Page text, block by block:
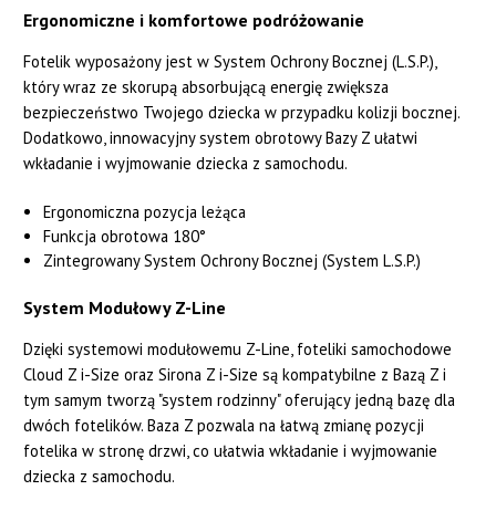
Ergonomiczne i komfortowe podróżowanie
Fotelik wyposażony jest w System Ochrony Bocznej (L.S.P.),
który wraz ze skorupą absorbującą energię zwiększa
bezpieczeństwo Twojego dziecka w przypadku kolizji bocznej.
Dodatkowo, innowacyjny system obrotowy Bazy Z ułatwi
wkładanie i wyjmowanie dziecka z samochodu.
Ergonomiczna pozycja leżąca
Funkcja obrotowa 180°
Zintegrowany System Ochrony Bocznej (System L.S.P.)
System Modułowy Z-Line
Dzięki systemowi modułowemu Z-Line, foteliki samochodowe
Cloud Z i-Size oraz Sirona Z i-Size są kompatybilne z Bazą Z i
tym samym tworzą "system rodzinny" oferujący jedną bazę dla
dwóch fotelików. Baza Z pozwala na łatwą zmianę pozycji
fotelika w stronę drzwi, co ułatwia wkładanie i wyjmowanie
dziecka z samochodu.